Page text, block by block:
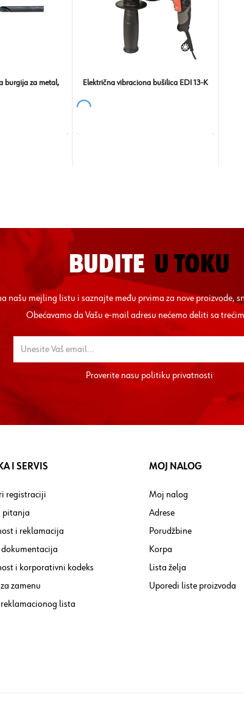
burgija za metal,
Električna vibraciona bušilica EDI 13-K
BUDITE U TOKU
našu mejling listu i saznajte među prvima za nove proizvode,
Obećavamo da Vašu e-mail adresu nećemo deliti sa
Proverite nasupolitiku privatnosti
I SERVIS
registraciji
pitanja
i reklamacija
dokumentacija
i korporativni kodeks
zamenu
lista
MOJ NALOG
Moj nalog
Adrese
Porudžbine
Korpa
Lista želja
Uporedi liste proizvoda